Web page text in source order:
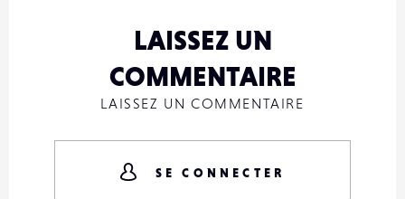
LAISSEZ UN
COMMENTAIRE
LAISSEZ UN COMMENTAIRE
SE CONNECTER